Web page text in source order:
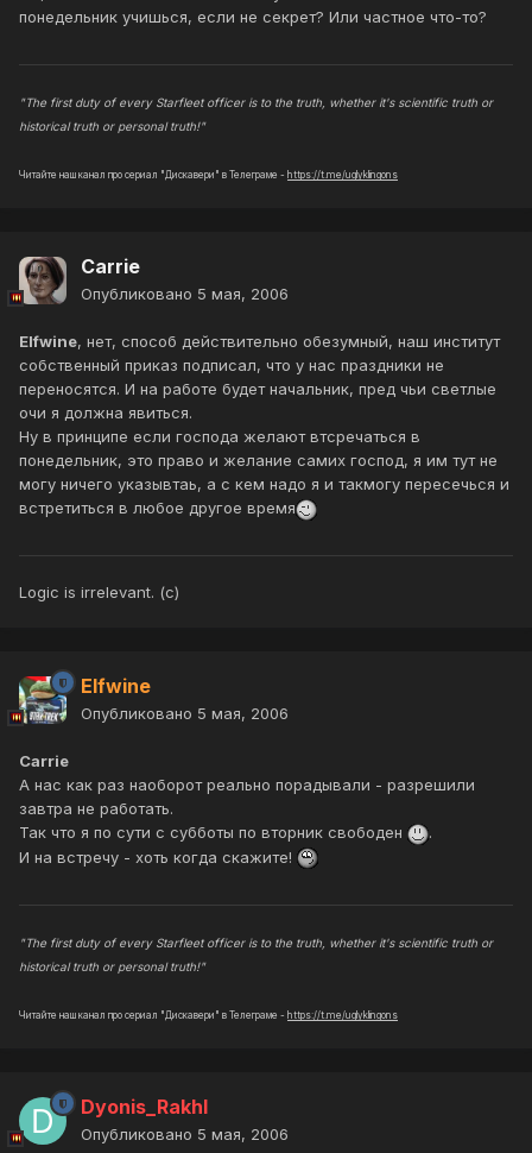
понедельник учишься, если не секрет? Или частное что-то?
"The first duty of every Starfleet officer is to the truth, whether it's scientific truth or
historical truth or personal truth!"
Читайте наш канал про сериал "Дискавери" в Телеграме - https://t.me/uglyklingons
Carrie
Опубликовано 5 мая, 2006
Elfwine, нет, способ действительно обезумный, наш институт
собственный приказ подписал, что у нас праздники не
переносятся. И на работе будет начальник, пред чьи светлые
очи я должна явиться.
Ну в принципе если господа желают втсречаться в
понедельник, это право и желание самих господ, я им тут не
могу ничего указывтаь, а с кем надо я и такмогу пересечься и
встретиться в любое другое время
Logic is irrelevant. (с)
Elfwine
Опубликовано 5 мая, 2006
Carrie
А нас как раз наоборот реально порадывали - разрешили
завтра не работать.
Так что я по сути с субботы по вторник свободен
.
И на встречу - хоть когда скажите!
"The first duty of every Starfleet officer is to the truth, whether it's scientific truth or
historical truth or personal truth!"
Читайте наш канал про сериал "Дискавери" в Телеграме - https://t.me/uglyklingons
Dyonis_Rakhl
Опубликовано 5 мая, 2006